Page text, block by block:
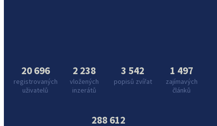
20 696
registrovaných
uživatelů
2 238
vložených
inzerátů
3 542
popisů zvířat
1 497
zajímavých
článků
288 612